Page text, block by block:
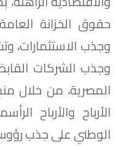
حقوق الخزانة
وجذب الاستثمارات،
وجذب الشركات
المصرية، من خلال
الأرباح والأرباح
الوطني على جذب رؤوس